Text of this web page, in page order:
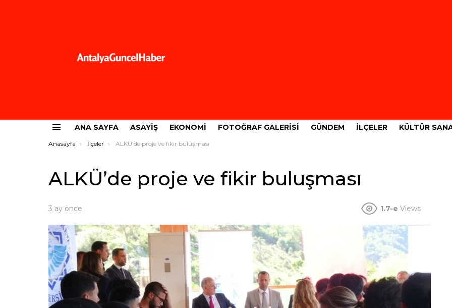
ANA SAYFA ASAYIŞ EKONOMI FOTOĞRAF GALERISI GÜNDEM İLÇELER KÜLTÜR
Buradasınız:
Anasayfa İlçeler ALKÜ’de proje ve fikir buluşması
ALKÜ’de proje ve fikir buluşması
3 ay önce 1.7-e Views